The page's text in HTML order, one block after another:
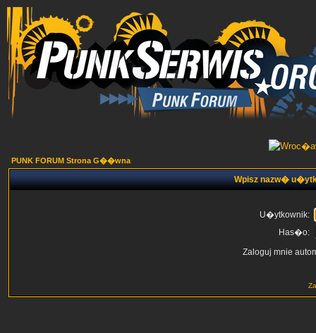
PUNK FORUM Strona G��wna
Wpisz nazw�
U�ytkownik:
Has�o:
Zaloguj mnie